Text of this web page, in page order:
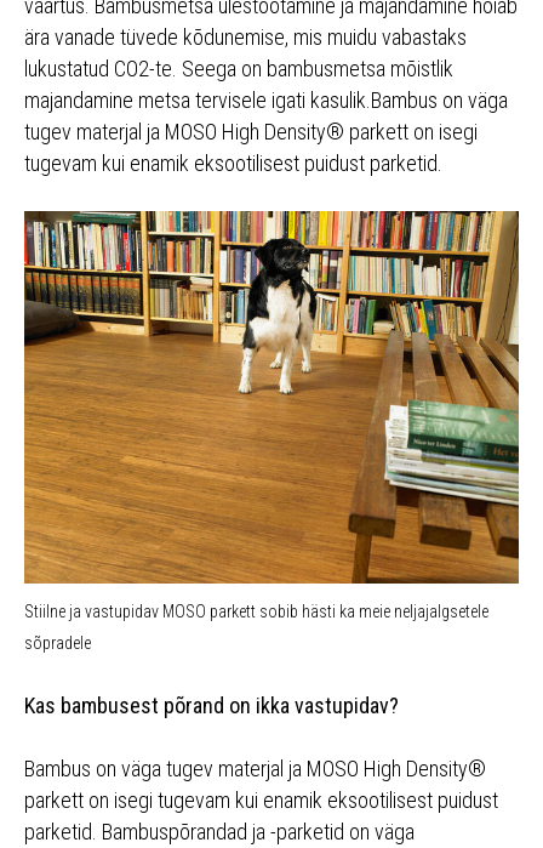
väärtus. Bambusmetsa ülestöötamine ja majandamine hoiab
ära vanade tüvede kõdunemise, mis muidu vabastaks
lukustatud CO2-te. Seega on bambusmetsa mõistlik
majandamine metsa tervisele igati kasulik.Bambus on väga
tugev materjal ja MOSO High Density® parkett on isegi
tugevam kui enamik eksootilisest puidust parketid.
Stiilne ja vastupidav MOSO parkett sobib hästi ka meie neljajalgsetele
sõpradele
Kas bambusest põrand on ikka vastupidav?
Bambus on väga tugev materjal ja MOSO High Density®
parkett on isegi tugevam kui enamik eksootilisest puidust
parketid. Bambuspõrandad ja -parketid on väga